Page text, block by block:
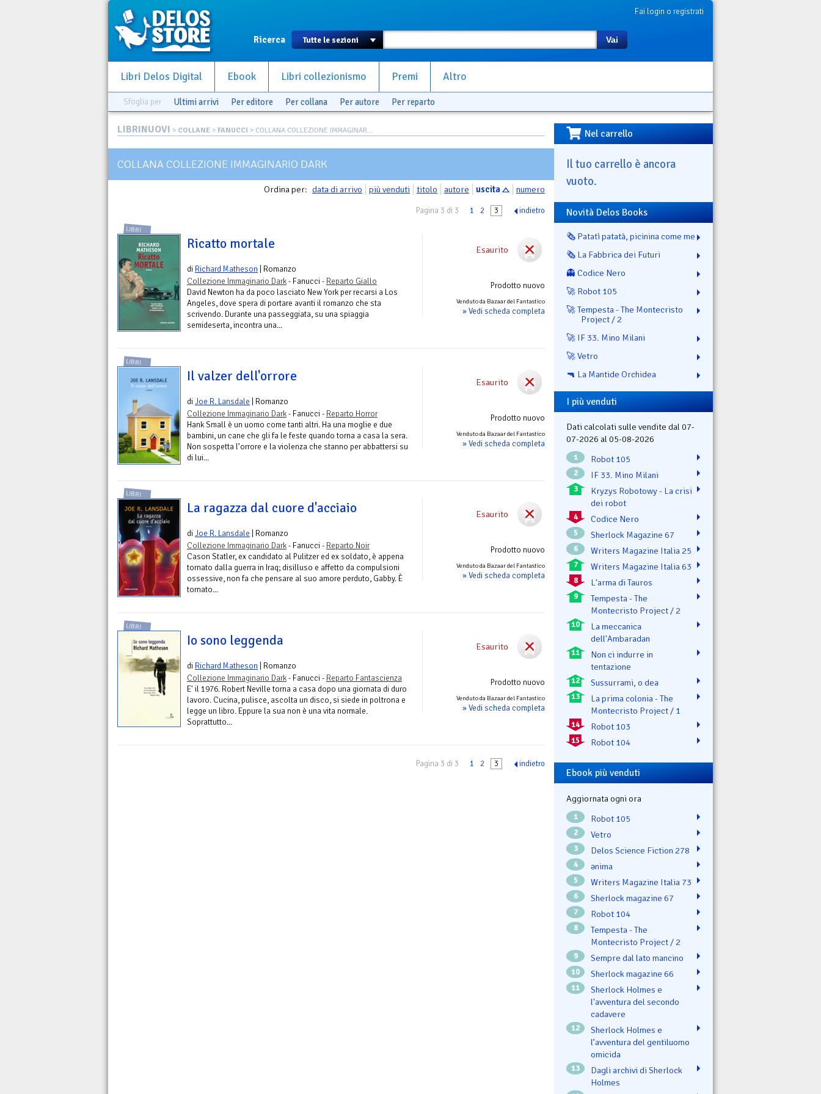
Fai login o registrati
Ricerca Vai
Libri Delos Digital Ebook Libri collezionismo Premi Altro
Sfoglia per Ultimi arrivi Per editore Per collana Per autore Per reparto
LIBRINUOVI > COLLANE > FANUCCI > COLLANA COLLEZIONE IMMAGINAR...
COLLANA COLLEZIONE IMMAGINARIO DARK
Ordina per: data di arrivo più venduti titolo autore uscita numero
Pagina 3 di 3 1 2 3 indietro
Esaurito
Prodotto nuovo
Venduto da Bazaar del Fantastico
» Vedi scheda completa
LIBRI
Ricatto mortale
di Richard Matheson | Romanzo
Collezione Immaginario Dark- Fanucci - Reparto Giallo
David Newton ha da poco lasciato New York per recarsi a Los
Angeles, dove spera di portare avanti il romanzo che sta
scrivendo. Durante una passeggiata, su una spiaggia
semideserta, incontra una...
Esaurito
Prodotto nuovo
Venduto da Bazaar del Fantastico
» Vedi scheda completa
LIBRI
Il valzer dell'orrore
diJoe R. Lansdale | Romanzo
Collezione Immaginario Dark- Fanucci - Reparto Horror
Hank Small è un uomo come tanti altri. Ha una moglie e due
bambini, un cane che gli fa le feste quando torna a casa la sera.
Non sospetta l’orrore e la violenza che stanno per abbattersi su
di lui...
Esaurito
Prodotto nuovo
Venduto da Bazaar del Fantastico
» Vedi scheda completa
LIBRI
La ragazza dal cuore d'acciaio
diJoe R. Lansdale | Romanzo
Collezione Immaginario Dark- Fanucci - Reparto Noir
Cason Statler, ex candidato al Pulitzer ed ex soldato, è appena
tornato dalla guerra in Iraq; disilluso e affetto da compulsioni
ossessive, non fa che pensare al suo amore perduto, Gabby. È
tornato...
Esaurito
Prodotto nuovo
Venduto da Bazaar del Fantastico
» Vedi scheda completa
LIBRI
Io sono leggenda
di Richard Matheson | Romanzo
Collezione Immaginario Dark- Fanucci - Reparto Fantascienza
E' il 1976. Robert Neville torna a casa dopo una giornata di duro
lavoro. Cucina, pulisce, ascolta un disco, si siede in poltrona e
legge un libro. Eppure la sua non è una vita normale.
Soprattutto...
Pagina 3 di 3 1 2 3 indietro
Nel carrello
Il tuo carrello è ancora
vuoto.
Novità Delos Books
🗞️ Patatì patatà, picinina come me
🗞️ La Fabbrica dei Futuri
👻 Codice Nero
🚀 Robot 105
🚀 Tempesta - The Montecristo
Project / 2
🚀 IF 33. Mino Milani
🚀 Vetro
🔫 La Mantide Orchidea
I più venduti
Dati calcolati sulle vendite dal 07-
07-2026 al 05-08-2026
1 Robot 105
2 IF 33. Mino Milani
3
Kryzys Robotowy - La crisi
dei robot
4 Codice Nero
5 Sherlock Magazine 67
6 Writers Magazine Italia 25
7 Writers Magazine Italia 63
8 L'arma di Tauros
9
Tempesta - The
Montecristo Project / 2
10
La meccanica
dell'Ambaradan
11
Non ci indurre in
tentazione
12 Sussurrami, o dea
13
La prima colonia - The
Montecristo Project / 1
14 Robot 103
15 Robot 104
Ebook più venduti
Aggiornata ogni ora
1 Robot 105
2 Vetro
3 Delos Science Fiction 278
4 ənima
5 Writers Magazine Italia 73
6 Sherlock magazine 67
7 Robot 104
8
Tempesta - The
Montecristo Project / 2
9 Sempre dal lato mancino
10 Sherlock magazine 66
11
Sherlock Holmes e
l'avventura del secondo
cadavere
12
Sherlock Holmes e
l’avventura del gentiluomo
omicida
13
Dagli archivi di Sherlock
Holmes